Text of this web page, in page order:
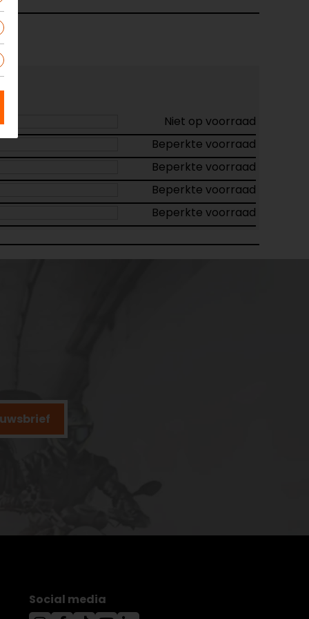
Niet op voorraad
Beperkte voorraad
Beperkte voorraad
Beperkte voorraad
Beperkte voorraad
Social media